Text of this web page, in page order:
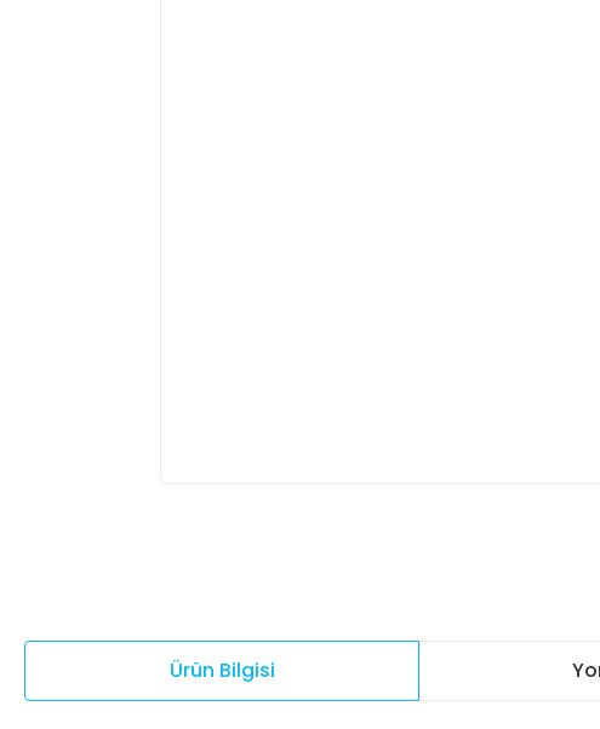
Ürün Bilgisi